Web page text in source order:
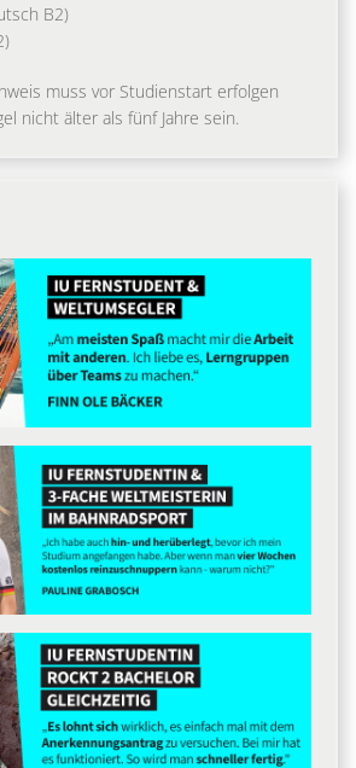
B2)
muss vor Studienstart erfolgen
nicht älter als fünf Jahre sein.